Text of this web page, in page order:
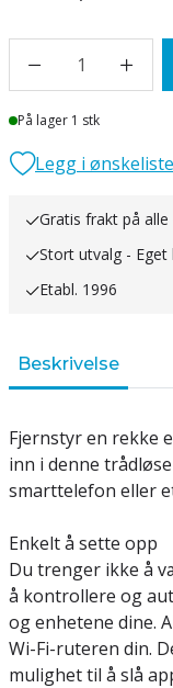
1
Lager
På lager 1 stk
Legg i ønskeliste
Gratis frakt på
Stort utvalg - Eget
Etabl. 1996
Beskrivelse
Fjernstyr en rekke
inn i denne
smarttelefon eller
Enkelt å sette opp
Du trenger ikke å
å kontrollere og
og enhetene dine.
Wi-Fi-ruteren din.
mulighet til å slå